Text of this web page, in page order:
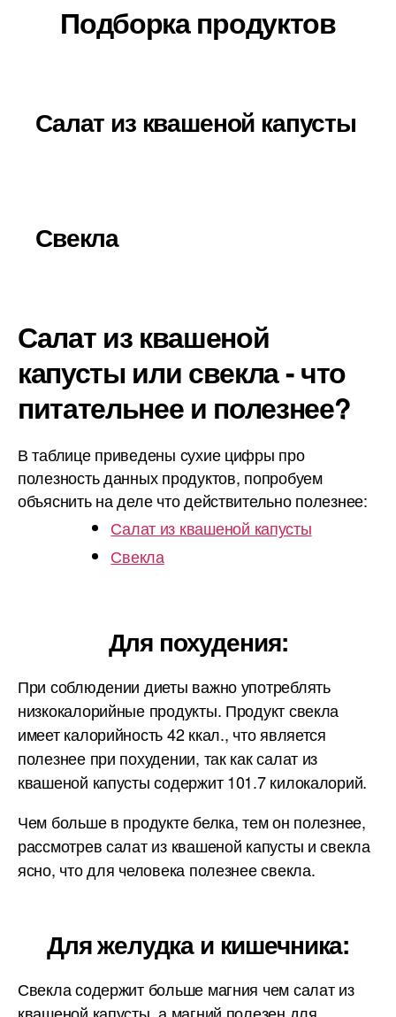
Подборка продуктов
Салат из квашеной капусты
Свекла
Салат из квашеной
капусты или свекла - что
питательнее и полезнее?
В таблице приведены сухие цифры про
полезность данных продуктов, попробуем
объяснить на деле что действительно полезнее:
Салат из квашеной капусты
Свекла
Для похудения:
При соблюдении диеты важно употреблять
низкокалорийные продукты. Продукт свекла
имеет калорийность 42 ккал., что является
полезнее при похудении, так как салат из
квашеной капусты содержит 101.7 килокалорий.
Чем больше в продукте белка, тем он полезнее,
рассмотрев салат из квашеной капусты и свекла
ясно, что для человека полезнее свекла.
Для желудка и кишечника:
Свекла содержит больше магния чем салат из